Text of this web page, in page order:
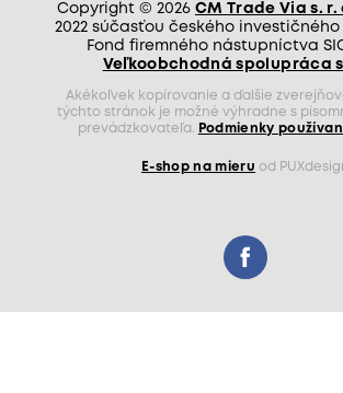
Copyright © 2026 CM Trade Via s. r.
2022 súčasťou českého investičného
Fond firemného nástupníctva
Veľkoobchodná spolupráca
Akékoľvek kopírovanie a ďalšie
týchto stránok je možné výhradne s
prevádzkovateľa.
Podmienky
E-shop na mieru od